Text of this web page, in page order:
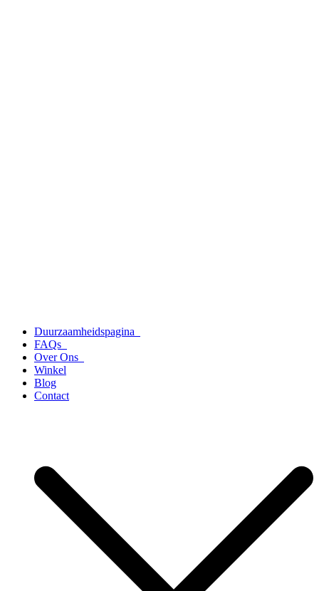
Duurzaamheidspagina
FAQs
Over Ons
Winkel
Blog
Contact